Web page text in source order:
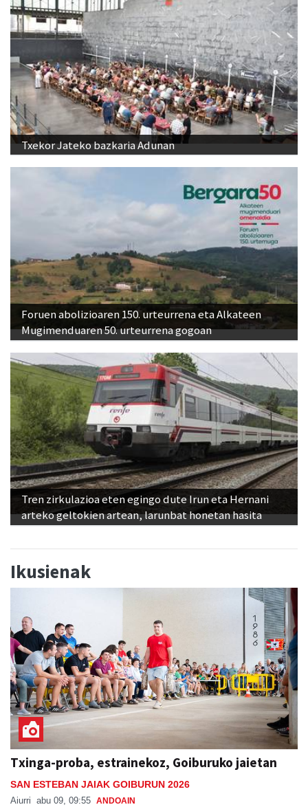
Txekor Jateko bazkaria Adunan
Foruen abolizioaren 150. urteurrena eta Alkateen
Mugimenduaren 50. urteurrena gogoan
Tren zirkulazioa eten egingo dute Irun eta Hernani
arteko geltokien artean, larunbat honetan hasita
Ikusienak
Txinga-proba, estrainekoz, Goiburuko jaietan
SAN ESTEBAN JAIAK GOIBURUN 2026
Aiurri abu 09, 09:55 ANDOAIN